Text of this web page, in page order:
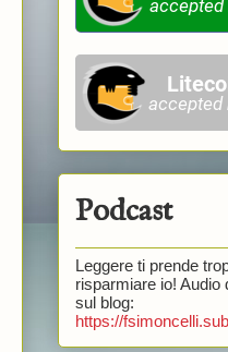
Podcast
Leggere ti prende
risparmiare io! Audio
sul blog:
https://